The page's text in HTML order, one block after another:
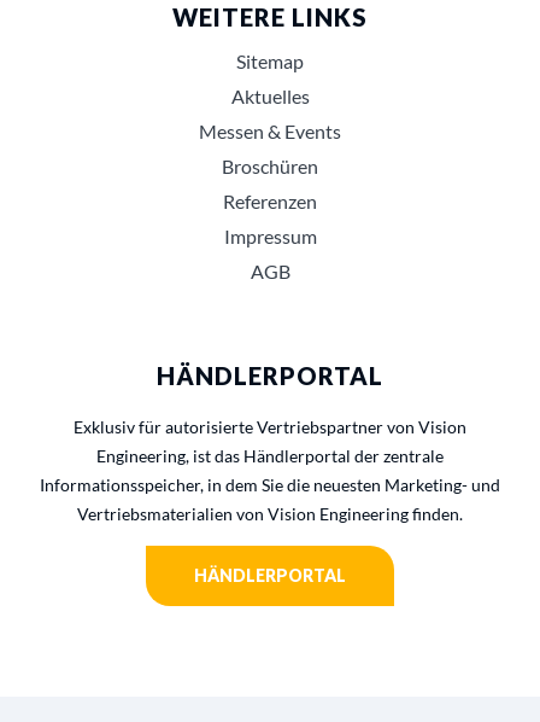
WEITERE LINKS
Sitemap
Aktuelles
Messen & Events
Broschüren
Referenzen
Impressum
AGB
HÄNDLERPORTAL
Exklusiv für autorisierte Vertriebspartner von Vision
Engineering, ist das Händlerportal der zentrale
Informationsspeicher, in dem Sie die neuesten Marketing- und
Vertriebsmaterialien von Vision Engineering finden.
HÄNDLERPORTAL